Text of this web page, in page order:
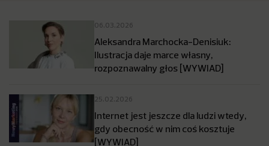
06.03.2026
Aleksandra Marchocka-Denisiuk:
Ilustracja daje marce własny,
rozpoznawalny głos [WYWIAD]
25.02.2026
Internet jest jeszcze dla ludzi wtedy,
gdy obecność w nim coś kosztuje
[WYWIAD]